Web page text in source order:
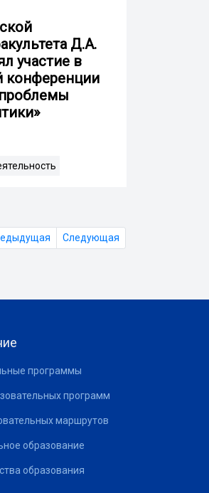
Д.А.
участие в
конференции
Следующая
программы
программ
маршрутов
образование
образования